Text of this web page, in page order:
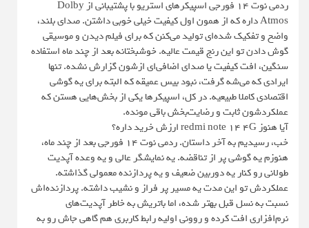
ردمی نوت ۱۴ فورجی اسپیکرهای استریو با پشتیبانی از Dolby
Atmos داره که از همون اول کیفیت خیلی خوبی داشتن. صدای بلند،
واضح و تفکیک شده‌ای تولید می‌کنن که برای فیلم دیدن و موسیقی
گوش دادن تو این رنج قیمت عالیه. خوشبختانه بعد از چند ماه استفاده
سنگین، افت کیفیت یا صدای اضافی‌ای ازشون گزارش نشده. تنها
ایرادی که می‌شه گرفت، نبود بیس عمیقه که البته برای یه گوشی
اقتصادی کاملا طبیعیه. در کل، اسپیکرها یکی از بخش‌هایی هستن که
عملکردشون ثابت و رضایت‌بخش باقی مونده.
آیا هنوز redmi note 14 4G ارزش خرید داره؟
خب، رسیدیم به آخر داستان. ردمی نوت ۱۴ فورجی بعد از چند ماه،
هنوزم یه گوشی پر از تناقضه. یه نمایشگر عالی و یه وعده آپدیت
طولانی رو کنار یه دوربین ضعیف و یه پردازنده معمولی گذاشته.
عملکردش تو این مدت یه مسیر پر فراز و نشیب داشته. پردازنده‌اش
نسبت به نسل قبل بهتر شده، اما باتریش به خاطر آپدیت‌های
نرم‌افزاری افت کرده و روونی اولیه رابط کاربری هم گاهی جاش رو به